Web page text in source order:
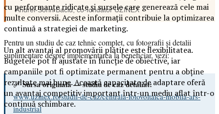
Andrei-Sorin Baciu, co-fondatorUZINEX
Pentru un studiu de caz tehnic complet, cu fotografii și detalii
suplimentare despre implementarea la beneficiar, vezi:
🔗Sursa originală — studiu de caz detaliat:
www.uzinex.ro/studii-de-caz/centrala-fotovoltaica-mobila-ars-
industrial
cu performanțe ridicate și sursele care generează cele mai
multe conversii. Aceste informații contribuie la optimizarea
continuă a strategiei de marketing.
Un alt avantaj al promovării plătite este flexibilitatea.
Bugetele pot fi ajustate în funcție de obiective, iar
campaniile pot fi optimizate permanent pentru a obține
rezultate mai bune. Această capacitate de adaptare oferă
un avantaj competitiv important într-un mediu aflat într-o
continuă schimbare.